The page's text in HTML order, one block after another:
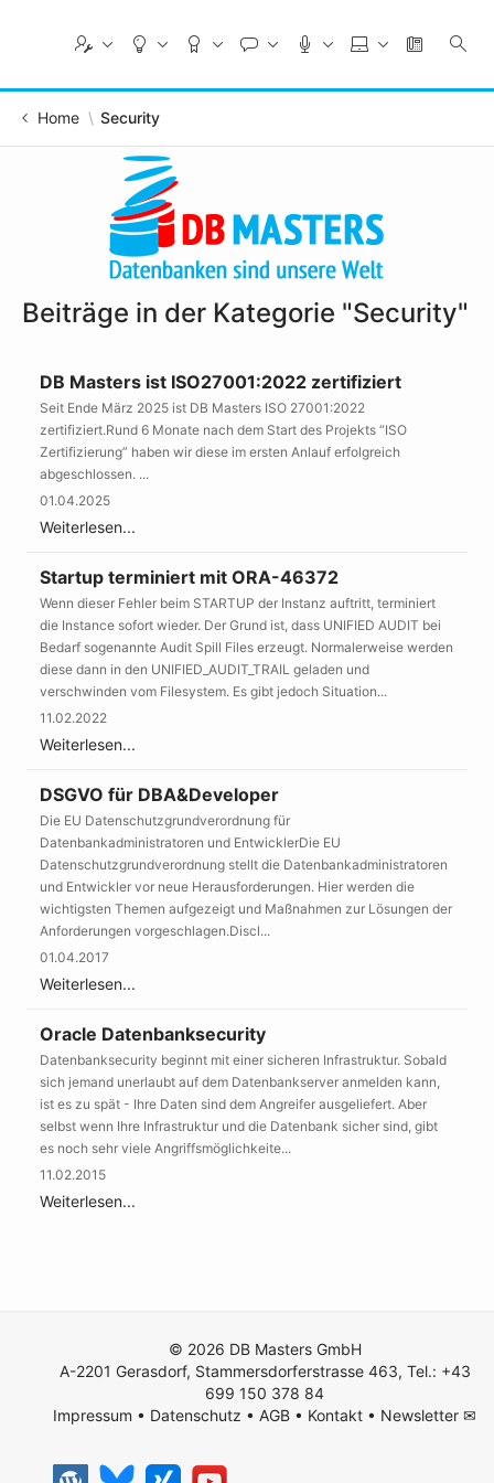
Home Security
Beiträge in der Kategorie "Security"
DB Masters ist ISO27001:2022 zertifiziert
Seit Ende März 2025 ist DB Masters ISO 27001:2022
zertifiziert.Rund 6 Monate nach dem Start des Projekts “ISO
Zertifizierung” haben wir diese im ersten Anlauf erfolgreich
abgeschlossen. ...
01.04.2025
Weiterlesen...
Startup terminiert mit ORA-46372
Wenn dieser Fehler beim STARTUP der Instanz auftritt, terminiert
die Instance sofort wieder. Der Grund ist, dass UNIFIED AUDIT bei
Bedarf sogenannte Audit Spill Files erzeugt. Normalerweise werden
diese dann in den UNIFIED_AUDIT_TRAIL geladen und
verschwinden vom Filesystem. Es gibt jedoch Situation...
11.02.2022
Weiterlesen...
DSGVO für DBA&Developer
Die EU Datenschutzgrundverordnung für
Datenbankadministratoren und EntwicklerDie EU
Datenschutzgrundverordnung stellt die Datenbankadministratoren
und Entwickler vor neue Herausforderungen. Hier werden die
wichtigsten Themen aufgezeigt und Maßnahmen zur Lösungen der
Anforderungen vorgeschlagen.Discl...
01.04.2017
Weiterlesen...
Oracle Datenbanksecurity
Datenbanksecurity beginnt mit einer sicheren Infrastruktur. Sobald
sich jemand unerlaubt auf dem Datenbankserver anmelden kann,
ist es zu spät - Ihre Daten sind dem Angreifer ausgeliefert. Aber
selbst wenn Ihre Infrastruktur und die Datenbank sicher sind, gibt
es noch sehr viele Angriffsmöglichkeite...
11.02.2015
Weiterlesen...
© 2026 DB Masters GmbH
A-2201 Gerasdorf, Stammersdorferstrasse 463, Tel.: +43
699 150 378 84
Impressum • Datenschutz • AGB • Kontakt • Newsletter ✉